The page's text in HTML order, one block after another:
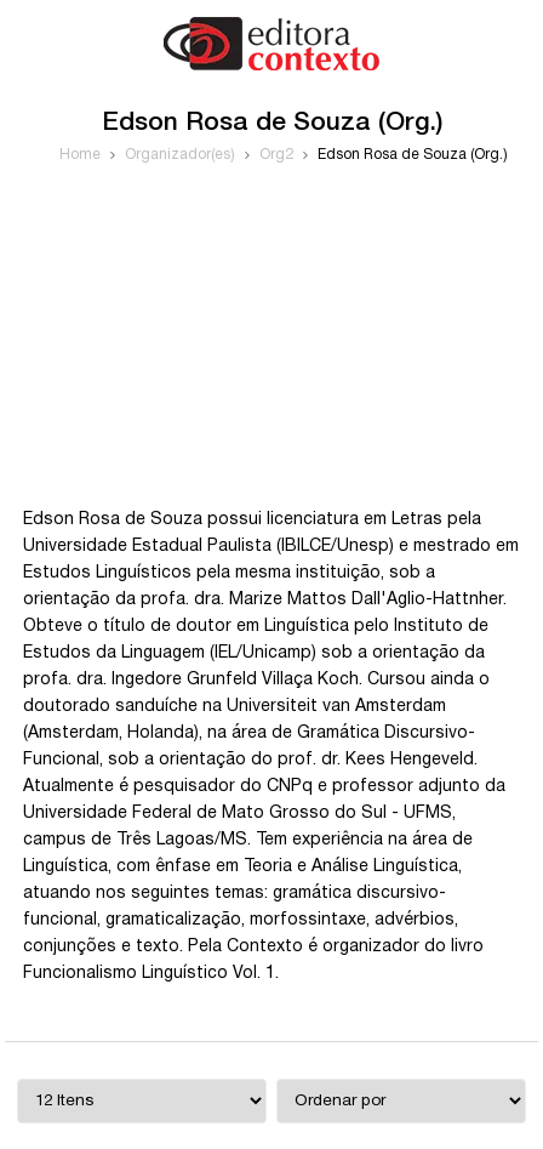
Edson Rosa de Souza (Org.)
Home Organizador(es) Org2 Edson Rosa de Souza (Org.)
Edson Rosa de Souza possui licenciatura em Letras pela
Universidade Estadual Paulista (IBILCE/Unesp) e mestrado em
Estudos Linguísticos pela mesma instituição, sob a
orientação da profa. dra. Marize Mattos Dall'Aglio-Hattnher.
Obteve o título de doutor em Linguística pelo Instituto de
Estudos da Linguagem (IEL/Unicamp) sob a orientação da
profa. dra. Ingedore Grunfeld Villaça Koch. Cursou ainda o
doutorado sanduíche na Universiteit van Amsterdam
(Amsterdam, Holanda), na área de Gramática Discursivo-
Funcional, sob a orientação do prof. dr. Kees Hengeveld.
Atualmente é pesquisador do CNPq e professor adjunto da
Universidade Federal de Mato Grosso do Sul - UFMS,
campus de Três Lagoas/MS. Tem experiência na área de
Linguística, com ênfase em Teoria e Análise Linguística,
atuando nos seguintes temas: gramática discursivo-
funcional, gramaticalização, morfossintaxe, advérbios,
conjunções e texto. Pela Contexto é organizador do livro
Funcionalismo Linguístico Vol. 1.